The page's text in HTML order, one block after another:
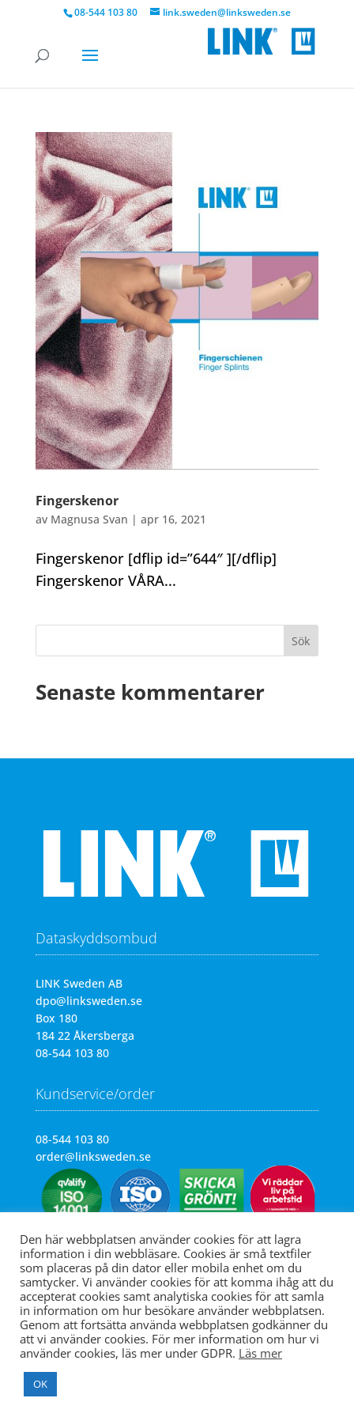
08-544 103 80 link.sweden@linksweden.se
Fingerskenor
av Magnusa Svan | apr 16, 2021
Fingerskenor [dflip id=”644″ ][/dflip]
Fingerskenor VÅRA...
Senaste kommentarer
Dataskyddsombud
LINK Sweden AB
dpo@linksweden.se
Box 180
184 22 Åkersberga
08-544 103 80
Kundservice/order
08-544 103 80
order@linksweden.se
Den här webbplatsen använder cookies för att lagra
information i din webbläsare. Cookies är små textfiler
som placeras på din dator eller mobila enhet om du
samtycker. Vi använder cookies för att komma ihåg att du
accepterat cookies samt analytiska cookies för att samla
in information om hur besökare använder webbplatsen.
Genom att fortsätta använda webbplatsen godkänner du
att vi använder cookies. För mer information om hur vi
använder cookies, läs mer under GDPR. Läs mer
OK